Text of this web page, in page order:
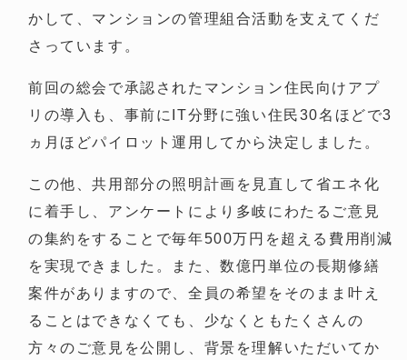
かして、マンションの管理組合活動を支えてくだ
さっています。
前回の総会で承認されたマンション住民向けアプ
リの導入も、事前にIT分野に強い住民30名ほどで3
ヵ月ほどパイロット運用してから決定しました。
この他、共用部分の照明計画を見直して省エネ化
に着手し、アンケートにより多岐にわたるご意見
の集約をすることで毎年500万円を超える費用削減
を実現できました。また、数億円単位の長期修繕
案件がありますので、全員の希望をそのまま叶え
ることはできなくても、少なくともたくさんの
方々のご意見を公開し、背景を理解いただいてか